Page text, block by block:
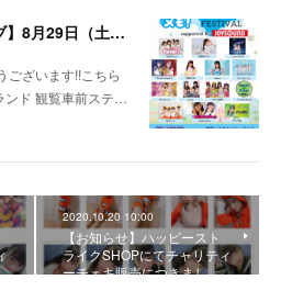
宮城遠征!!【観覧無料ライブ】8月29日（土）八木山ベニーランド
ございます!!こちら
ンド 観覧車前ステ…
2020.10.20 10:00
【お知らせ】ハッピースト
ライクSHOPにてチャリティ
ーチェキ販売につきまし…